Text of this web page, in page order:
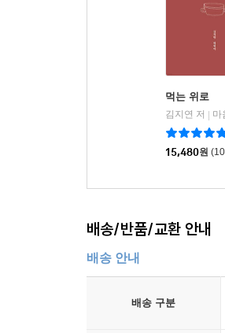
새벽에 깨어나는 순간,
‘새벽 시간을 잃으면 내
변화를 가져다 줄 기회로
새벽은 꿈을 향한 첫걸
남들과 다른 하루를 살고
시작했다. 새벽에 일어났
과 삶도 새로운 출발을 맞
먹는 위로
김지연 저
마
15,480원
배송/반품/교환 안내
배송 안내
배송 구분